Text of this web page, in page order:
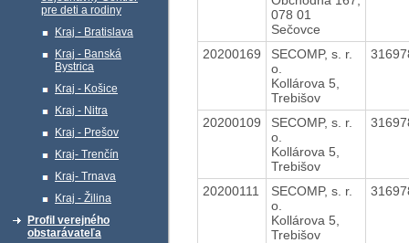
pre deti a rodiny
Kraj - Bratislava
Kraj - Banská
Bystrica
Kraj - Košice
Kraj - Nitra
Kraj - Prešov
Kraj- Trenčín
Kraj- Trnava
Kraj - Žilina
Profil verejného
obstarávateľa
078 01
Sečovce
20200169
SECOMP, s. r.
o.
Kollárova 5,
Trebišov
20200109
SECOMP, s. r.
o.
Kollárova 5,
Trebišov
20200111
SECOMP, s. r.
o.
Kollárova 5,
Trebišov